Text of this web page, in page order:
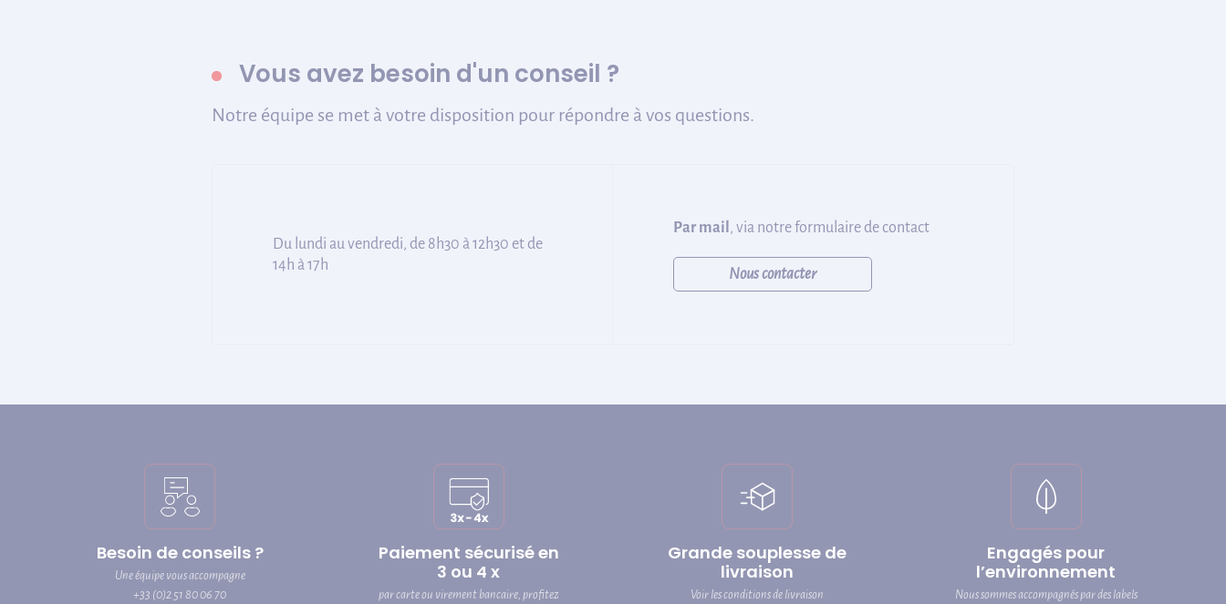
Vous avez besoin d'un conseil ?
Notre équipe se met à votre disposition pour répondre à vos questions.
Du lundi au vendredi, de 8h30 à 12h30 et de
14h à 17h
Par mail , via notre formulaire de contact
Nous contacter
Besoin de conseils ?
Une équipe vous accompagne
+33 (0)2 51 80 06 70
Paiement sécurisé en
3 ou 4 x
par carte ou virement bancaire, profitez
Grande souplesse de
livraison
Voir les conditions de livraison
Engagés pour
l’environnement
Nous sommes accompagnés par des labels